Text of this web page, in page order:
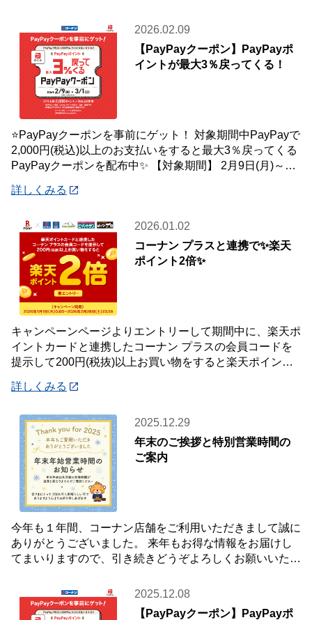
2026.02.09
【PayPayクーポン】PayPayポ
イントが最大3％戻ってくる！
⭐PayPayクーポンを事前にゲット！ 対象期間中PayPayで
2,000円(税込)以上のお支払いをすると最大3％戻ってくる
PayPayクーポンを配布中✨ 【対象期間】 2月9日(月)～3
詳しくみる
2026.01.02
コーナン プラスと連携で✨楽天
ポイント2倍✨
キャンペーンページよりエントリーして期間中に、楽天ポ
イントカードと連携したコーナン プラスの会員コードを
提示して200円(税抜)以上お買い物をすると楽天ポイント2
詳しくみる
2025.12.29
年末のご挨拶と特別営業時間の
ご案内
今年も１年間、コーナン店舗をご利用いただきまして誠に
ありがとうございました。 来年もお得な情報をお届けし
てまいりますので、引き続きどうぞよろしくお願いいたし
2025.12.08
【PayPayクーポン】PayPayポ